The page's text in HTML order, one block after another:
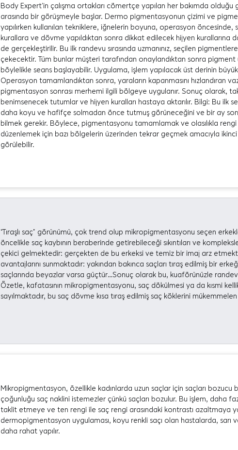
Body Expert’in çalışma ortakları cömertçe yapılan her bakımda
arasında bir görüşmeyle başlar. Dermo pigmentasyonun çizimi ve
yapılırken kullanılan tekniklere, iğnelerin boyuna, operasyon öncesinde,
kurallara ve dövme yapıldıktan sonra dikkat edilecek hijyen kurallarına
de gerçekleştirilir. Bu ilk randevu sırasında uzmanınız, seçilen
çekecektir. Tüm bunlar müşteri tarafından onaylandıktan sonra
böylelikle seans başlayabilir. Uygulama, işlem yapılacak üst derinin
Operasyon tamamlandıktan sonra, yaraların kapanmasını hızlandıran
pigmentasyon sonrası merhemi ilgili bölgeye uygulanır. Sonuç olarak,
benimsenecek tutumlar ve hijyen kuralları hastaya aktarılır. Bilgi: Bu ilk
daha koyu ve hafifçe solmadan önce tutmuş görüneceğini ve bir ay
bilmek gerekir. Böylece, pigmentasyonu tamamlamak ve olasılıkla
düzenlemek için bazı bölgelerin üzerinden tekrar geçmek amacıyla
görülebilir.
“Tıraşlı saç” görünümü, çok trend olup mikropigmentasyonu seçen
öncelikle saç kaybının beraberinde getirebileceği sıkıntıları ve
çekici gelmektedir: gerçekten de bu erkeksi ve temiz bir imaj arz
avantajlarını sunmaktadır: yakından bakınca saçları tıraş edilmiş bir
saçlarında beyazlar varsa güçtür…Sonuç olarak bu, kuaförünüzle
Özetle, kafatasının mikropigmentasyonu, saç dökülmesi ya da kısmi
sayılmaktadır, bu saç dövme kısa tıraş edilmiş saç köklerini
Mikropigmentasyon, özellikle kadınlarda uzun saçlar için saçları bozucu
çoğunluğu saç naklini istemezler çünkü saçları bozulur. Bu işlem, daha
taklit etmeye ve ten rengi ile saç rengi arasındaki kontrastı azaltmaya
dermopigmentasyon uygulaması, koyu renkli saçı olan hastalarda, sarı
daha rahat yapılır.